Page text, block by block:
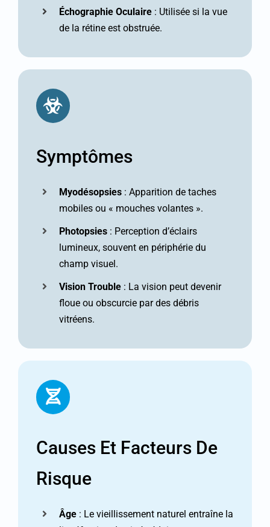
Échographie Oculaire : Utilisée si la vue
de la rétine est obstruée.
Symptômes
Myodésopsies : Apparition de taches
mobiles ou « mouches volantes ».
Photopsies : Perception d’éclairs
lumineux, souvent en périphérie du
champ visuel.
Vision Trouble : La vision peut devenir
floue ou obscurcie par des débris
vitréens.
Causes Et Facteurs De
Risque
Âge : Le vieillissement naturel entraîne la